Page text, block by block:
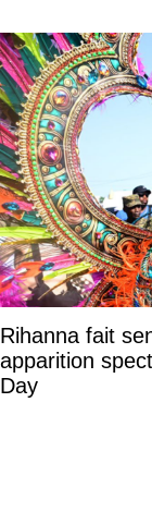
Rihanna fait
apparition
Day